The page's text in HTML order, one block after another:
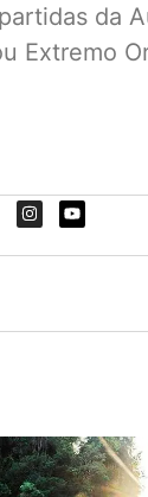
da
Extremo